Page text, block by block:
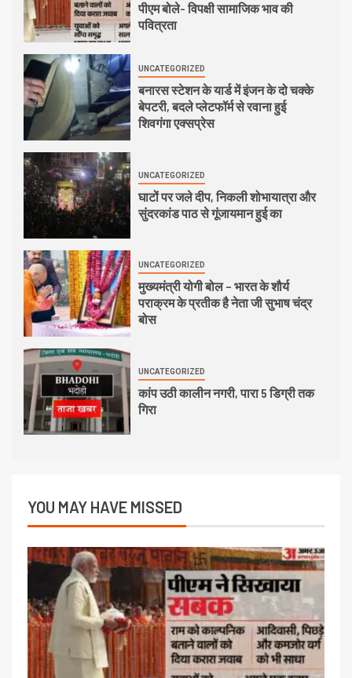
पीएम बोले- विपक्षी सामाजिक भाव की
पवित्रता
UNCATEGORIZED
बनारस स्टेशन के यार्ड में इंजन के दो चक्के
बेपटरी, बदले प्लेटफॉर्म से रवाना हुई
शिवगंगा एक्सप्रेस
UNCATEGORIZED
घाटों पर जले दीप, निकली शोभायात्रा और
सुंदरकांड पाठ से गूंजायमान हुई का
UNCATEGORIZED
मुख्यमंत्री योगी बोल – भारत के शौर्य
पराक्रम के प्रतीक है नेता जी सुभाष चंद्र
बोस
UNCATEGORIZED
कांप उठी कालीन नगरी, पारा 5 डिग्री तक
गिरा
YOU MAY HAVE MISSED